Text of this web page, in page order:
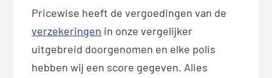
Pricewise heeft de vergoedingen van de
verzekeringen in onze vergelijker
uitgebreid doorgenomen en elke polis
hebben wij een score gegeven. Alies